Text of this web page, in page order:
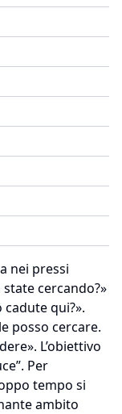
nei pressi
state cercando?»
cadute qui?».
posso cercare.
L’obiettivo
Per
tempo si
ambito